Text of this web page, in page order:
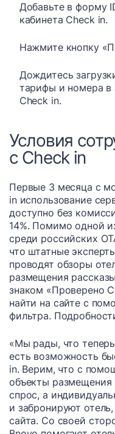
Добавьте в форму
кабинета Check in.
Нажмите кнопку
Дождитесь
тарифы и номера в
Check in.
Условия
с Check in
Первые 3 месяца с
in использование
доступно без
14%. Помимо одной
среди российских
что штатные
проводят обзоры
размещения
знаком «Проверено
найти на сайте с
фильтра.
«Мы рады, что
есть возможность
in. Верим, что с
объекты размещения
спрос, а
и забронируют
сайта. Cо своей